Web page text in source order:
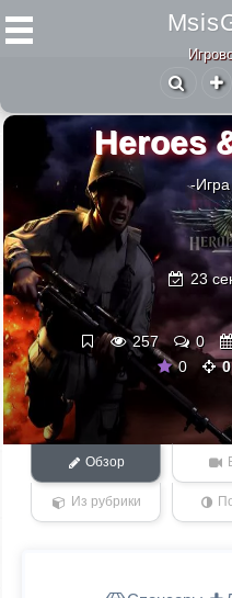
Heroes
-Игра
23
257 0
0
0
Обзор
Из рубрики